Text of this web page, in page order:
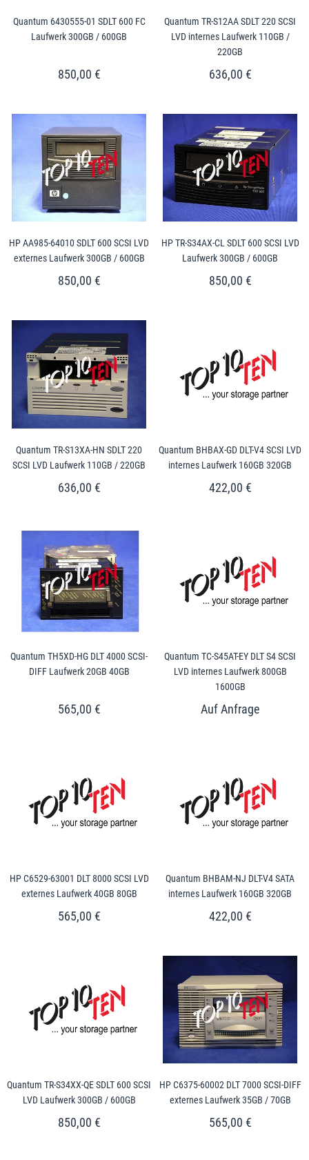
Quantum 6430555-01 SDLT 600 FC
Laufwerk 300GB / 600GB
850,00 €
Quantum TR-S12AA SDLT 220 SCSI
LVD internes Laufwerk 110GB /
220GB
636,00 €
HP AA985-64010 SDLT 600 SCSI LVD
externes Laufwerk 300GB / 600GB
850,00 €
HP TR-S34AX-CL SDLT 600 SCSI LVD
Laufwerk 300GB / 600GB
850,00 €
Quantum TR-S13XA-HN SDLT 220
SCSI LVD Laufwerk 110GB / 220GB
636,00 €
Quantum BHBAX-GD DLT-V4 SCSI LVD
internes Laufwerk 160GB 320GB
422,00 €
Quantum TH5XD-HG DLT 4000 SCSI-
DIFF Laufwerk 20GB 40GB
565,00 €
Quantum TC-S45AT-EY DLT S4 SCSI
LVD internes Laufwerk 800GB
1600GB
HP C6529-63001 DLT 8000 SCSI LVD
externes Laufwerk 40GB 80GB
565,00 €
Quantum BHBAM-NJ DLT-V4 SATA
internes Laufwerk 160GB 320GB
422,00 €
Quantum TR-S34XX-QE SDLT 600 SCSI
LVD Laufwerk 300GB / 600GB
850,00 €
HP C6375-60002 DLT 7000 SCSI-DIFF
externes Laufwerk 35GB / 70GB
565,00 €